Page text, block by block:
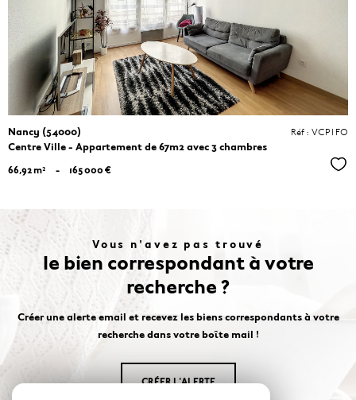
BIEN
Nancy (54000)
Centre Ville - Appartement de 67m2 avec 3 chambres
Réf : VCP1FO
66,92 m² - 165 000 €
Vous n'avez pas trouvé
le bien correspondant à votre
recherche ?
Créer une alerte email et recevez les biens correspondants à votre
recherche dans votre boîte mail !
CRÉER L'ALERTE